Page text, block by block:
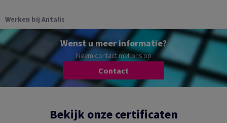
Werken bij Antalis
Wenst u meer informatie?
Neem contact met ons op
Contact
Bekijk onze certificaten